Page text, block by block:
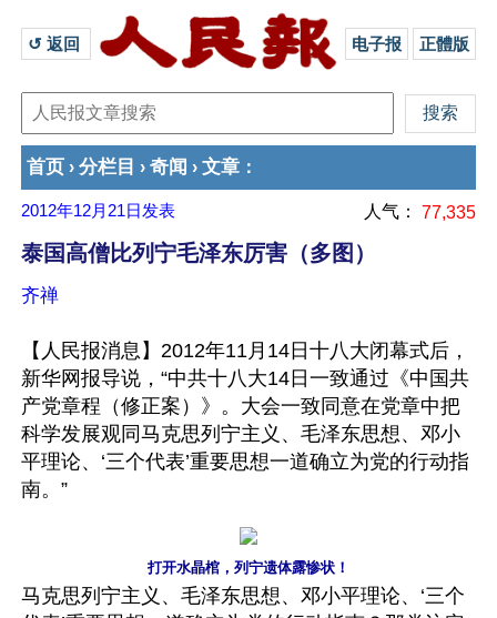
↺ 返回 电子报 正體版
首页 › 分栏目 › 奇闻 › 文章 ：
2012年12月21日 发表 人气： 77,335
泰国高僧比列宁毛泽东厉害（多图）
齐禅
【人民报消息】2012年11月14日十八大闭幕式后，
新华网报导说，“中共十八大14日一致通过《中国共
产党章程（修正案）》。大会一致同意在党章中把
科学发展观同马克思列宁主义、毛泽东思想、邓小
平理论、‘三个代表’重要思想一道确立为党的行动指
南。”
打开水晶棺，列宁遗体露惨状！
马克思列宁主义、毛泽东思想、邓小平理论、‘三个